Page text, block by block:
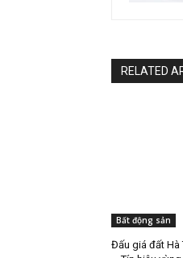
RELATED
Bất động sản
Đấu giá đất Hà